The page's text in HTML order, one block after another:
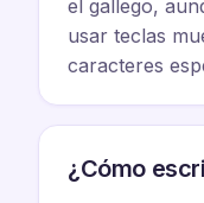
el gallego,
usar teclas
caracteres
¿Cómo